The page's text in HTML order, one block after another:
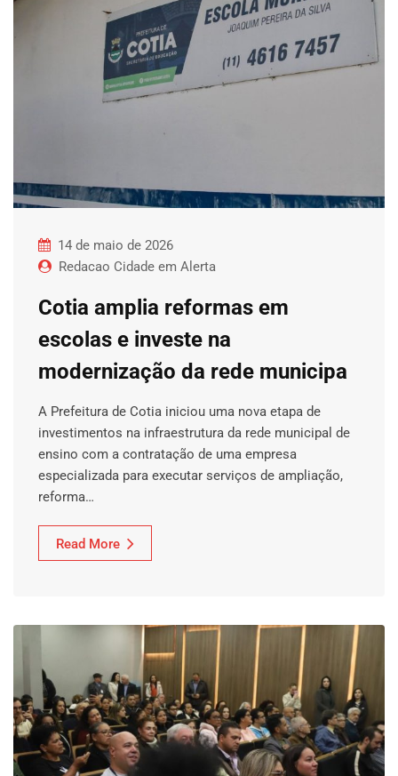
14 de maio de 2026
Redacao Cidade em Alerta
Cotia amplia reformas em
escolas e investe na
modernização da rede municipa
A Prefeitura de Cotia iniciou uma nova etapa de
investimentos na infraestrutura da rede municipal de
ensino com a contratação de uma empresa
especializada para executar serviços de ampliação,
reforma…
Read More